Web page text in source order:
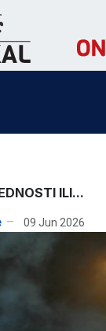
ILI...
09 Jun 2026